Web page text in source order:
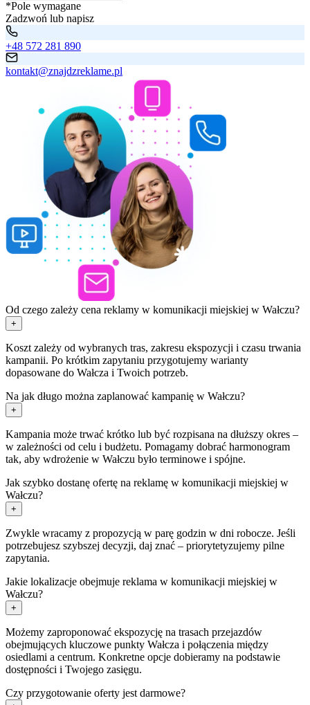
*Pole wymagane
Zadzwoń lub napisz
+48 572 281 890
kontakt@znajdzreklame.pl
Od czego zależy cena reklamy w komunikacji miejskiej w Wałczu?
+
Koszt zależy od wybranych tras, zakresu ekspozycji i czasu trwania
kampanii. Po krótkim zapytaniu przygotujemy warianty
dopasowane do Wałcza i Twoich potrzeb.
Na jak długo można zaplanować kampanię w Wałczu?
+
Kampania może trwać krótko lub być rozpisana na dłuższy okres –
w zależności od celu i budżetu. Pomagamy dobrać harmonogram
tak, aby wdrożenie w Wałczu było terminowe i spójne.
Jak szybko dostanę ofertę na reklamę w komunikacji miejskiej w
Wałczu?
+
Zwykle wracamy z propozycją w parę godzin w dni robocze. Jeśli
potrzebujesz szybszej decyzji, daj znać – priorytetyzujemy pilne
zapytania.
Jakie lokalizacje obejmuje reklama w komunikacji miejskiej w
Wałczu?
+
Możemy zaproponować ekspozycję na trasach przejazdów
obejmujących kluczowe punkty Wałcza i połączenia między
osiedlami a centrum. Konkretne opcje dobieramy na podstawie
dostępności i Twojego zasięgu.
Czy przygotowanie oferty jest darmowe?